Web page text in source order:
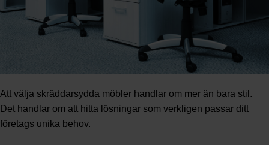
Att välja skräddarsydda möbler handlar om mer än bara stil.
Det handlar om att hitta lösningar som verkligen passar ditt
företags unika behov.